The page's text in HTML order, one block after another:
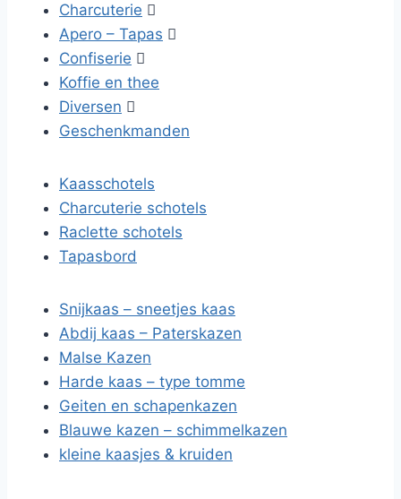
Charcuterie 
Apero – Tapas 
Confiserie 
Koffie en thee
Diversen 
Geschenkmanden
Kaasschotels
Charcuterie schotels
Raclette schotels
Tapasbord
Snijkaas – sneetjes kaas
Abdij kaas – Paterskazen
Malse Kazen
Harde kaas – type tomme
Geiten en schapenkazen
Blauwe kazen – schimmelkazen
kleine kaasjes & kruiden